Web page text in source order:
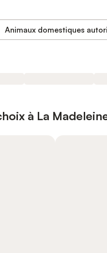
Animaux domestiques
à La